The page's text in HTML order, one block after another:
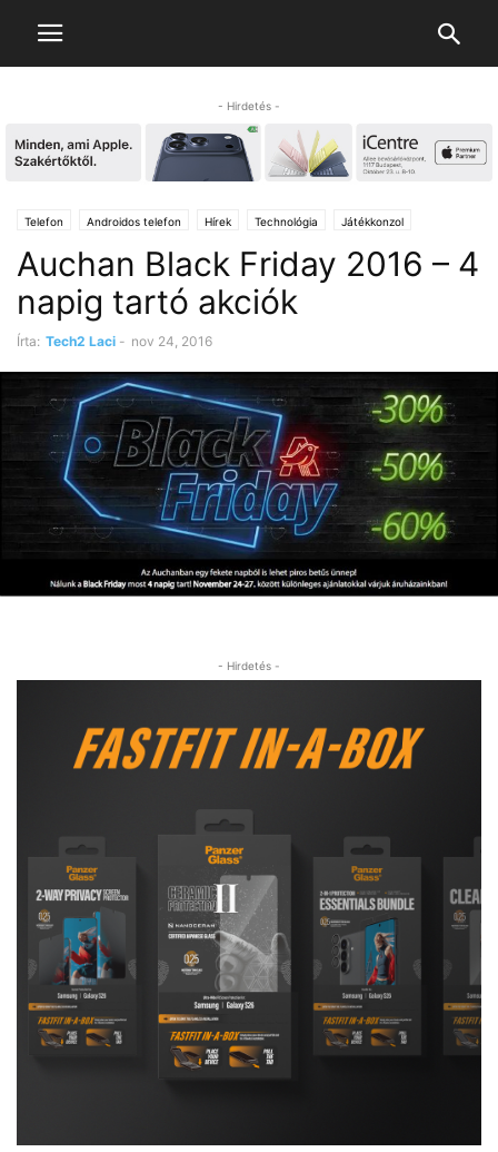
- Hirdetés -
Telefon Androidos telefon Hírek Technológia Játékkonzol
Robotok Telefon kiegészítők Tévék
Auchan Black Friday 2016 – 4
napig tartó akciók
Írta: Tech2 Laci - nov 24, 2016
- Hirdetés -